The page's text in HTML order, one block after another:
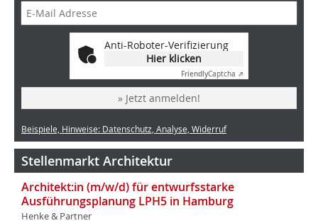
Anti-Roboter-Verifizierung
Hier klicken
FriendlyCaptcha ⇗
» Jetzt anmelden!
Beispiele, Hinweise: Datenschutz, Analyse, Widerruf
Stellenmarkt Architektur
Architekt:in (m/w/d) für entwurfsstarke
Ausführungsplanung LPH5 in Hamburg
Henke & Partner